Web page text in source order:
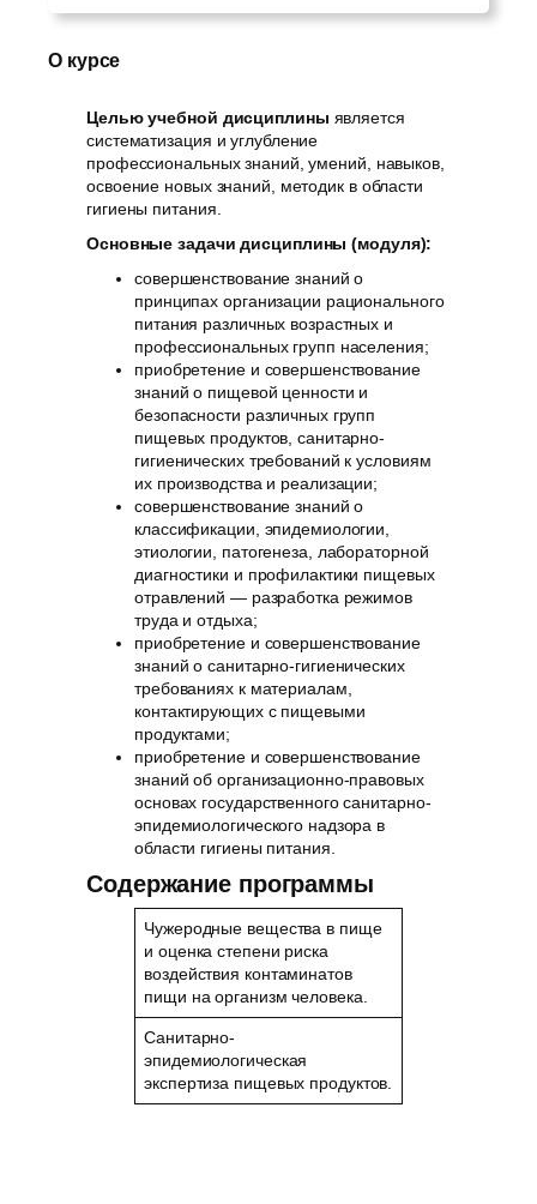
О курсе
Целью учебной дисциплины является
систематизация и углубление
профессиональных знаний, умений, навыков,
освоение новых знаний, методик в области
гигиены питания.
Основные задачи дисциплины (модуля):
совершенствование знаний о
принципах организации рационального
питания различных возрастных и
профессиональных групп населения;
приобретение и совершенствование
знаний о пищевой ценности и
безопасности различных групп
пищевых продуктов, санитарно-
гигиенических требований к условиям
их производства и реализации;
совершенствование знаний о
классификации, эпидемиологии,
этиологии, патогенеза, лабораторной
диагностики и профилактики пищевых
отравлений — разработка режимов
труда и отдыха;
приобретение и совершенствование
знаний о санитарно-гигиенических
требованиях к материалам,
контактирующих с пищевыми
продуктами;
приобретение и совершенствование
знаний об организационно-правовых
основах государственного санитарно-
эпидемиологического надзора в
области гигиены питания.
Содержание программы
Чужеродные вещества в пище
и оценка степени риска
воздействия контаминатов
пищи на организм человека.
Санитарно-
эпидемиологическая
экспертиза пищевых продуктов.